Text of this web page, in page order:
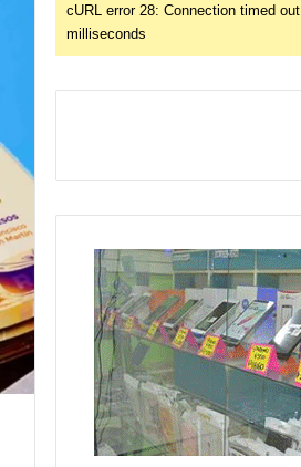
cURL error 28: Connection timed
milliseconds